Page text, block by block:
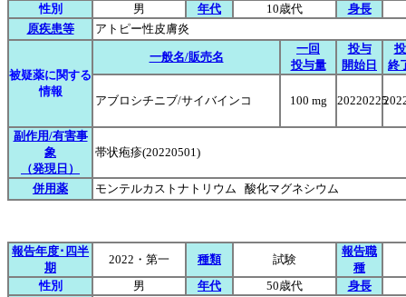
性別
男 年代 10歳代
身長
原疾患等
アトピー性皮膚炎
被疑薬に関する
情報
一般名/販売名
一回
投与量
投与
開始日
終
アブロシチニブ/サイバインコ 100 mg 20220225
副作用/有害事
象
（発現日）
帯状疱疹(20220501)
併用薬 モンテルカストナトリウム 酸化マグネシウム
報告年度･四半
期
2022・第一 種類 試験
報告職
種
性別
男 年代 50歳代
身長